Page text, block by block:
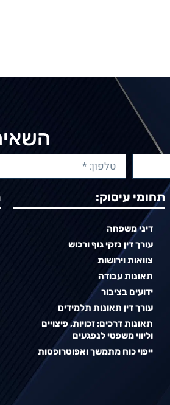
תחומי עיסוק:
דיני משפחה
עורך דין נזקי גוף ורכוש
צוואות וירושות
תאונות עבודה
ידועים בציבור
עורך דין תאונות תלמידים
תאונות דרכים: זכויות, פיצויים
וליווי משפטי לנפגעים
ייפוי כוח מתמשך ואפוטרופסות